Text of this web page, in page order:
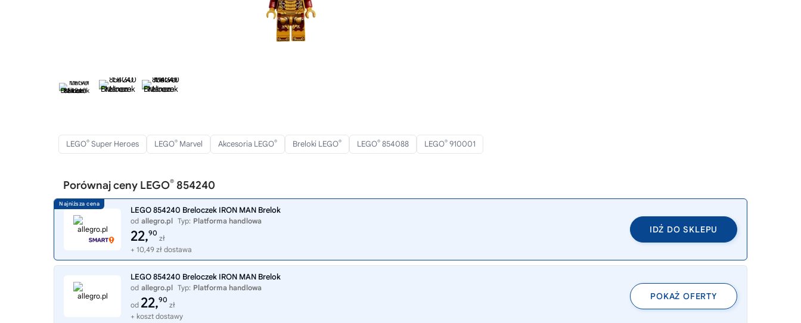
LEGO® Super Heroes LEGO® Marvel Akcesoria LEGO® Breloki LEGO® LEGO® 854088 LEGO® 910001
Porównaj ceny LEGO® 854240
LEGO 854240 Breloczek IRON MAN Brelok
od allegro.pl Typ: Platforma handlowa
22,90
zł
+ 10,49 zł dostawa
IDŹ DO SKLEPU
LEGO 854240 Breloczek IRON MAN Brelok
od allegro.pl Typ: Platforma handlowa
od 22,90
zł
+ koszt dostawy
POKAŻ OFERTY